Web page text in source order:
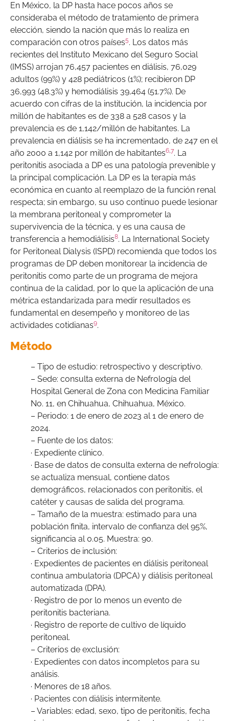
En México, la DP hasta hace pocos años se
consideraba el método de tratamiento de primera
elección, siendo la nación que más lo realiza en
comparación con otros países5. Los datos más
recientes del Instituto Mexicano del Seguro Social
(IMSS) arrojan 76,457 pacientes en diálisis, 76,029
adultos (99%) y 428 pediátricos (1%); recibieron DP
36,993 (48.3%) y hemodiálisis 39,464 (51.7%). De
acuerdo con cifras de la institución, la incidencia por
millón de habitantes es de 338 a 528 casos y la
prevalencia es de 1,142/millón de habitantes. La
prevalencia en diálisis se ha incrementado, de 247 en el
año 2000 a 1,142 por millón de habitantes6,7. La
peritonitis asociada a DP es una patología prevenible y
la principal complicación. La DP es la terapia más
económica en cuanto al reemplazo de la función renal
respecta; sin embargo, su uso continuo puede lesionar
la membrana peritoneal y comprometer la
supervivencia de la técnica, y es una causa de
transferencia a hemodiálisis8. La International Society
for Peritoneal Dialysis (ISPD) recomienda que todos los
programas de DP deben monitorear la incidencia de
peritonitis como parte de un programa de mejora
continua de la calidad, por lo que la aplicación de una
métrica estandarizada para medir resultados es
fundamental en desempeño y monitoreo de las
actividades cotidianas9.
Método
– Tipo de estudio: retrospectivo y descriptivo.
– Sede: consulta externa de Nefrología del
Hospital General de Zona con Medicina Familiar
No. 11, en Chihuahua, Chihuahua, México.
– Periodo: 1 de enero de 2023 al 1 de enero de
2024.
– Fuente de los datos:
· Expediente clínico.
· Base de datos de consulta externa de nefrología:
se actualiza mensual, contiene datos
demográficos, relacionados con peritonitis, el
catéter y causas de salida del programa.
– Tamaño de la muestra: estimado para una
población finita, intervalo de confianza del 95%,
significancia al 0.05. Muestra: 90.
– Criterios de inclusión:
· Expedientes de pacientes en diálisis peritoneal
continua ambulatoria (DPCA) y diálisis peritoneal
automatizada (DPA).
· Registro de por lo menos un evento de
peritonitis bacteriana.
· Registro de reporte de cultivo de líquido
peritoneal.
– Criterios de exclusión:
· Expedientes con datos incompletos para su
análisis.
· Menores de 18 años.
· Pacientes con diálisis intermitente.
– Variables: edad, sexo, tipo de peritonitis, fecha